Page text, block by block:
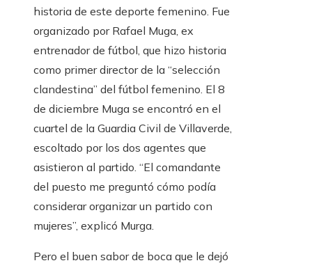
historia de este deporte femenino. Fue
organizado por Rafael Muga, ex
entrenador de fútbol, ​​que hizo historia
como primer director de la “selección
clandestina” del fútbol femenino. El 8
de diciembre Muga se encontró en el
cuartel de la Guardia Civil de Villaverde,
escoltado por los dos agentes que
asistieron al partido. “El comandante
del puesto me preguntó cómo podía
considerar organizar un partido con
mujeres”, explicó Murga.
Pero el buen sabor de boca que le dejó